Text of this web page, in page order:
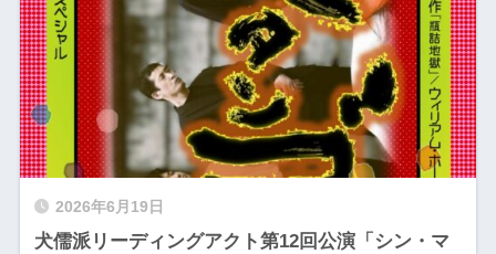
2026年6月19日
犬儒派リーディングアクト第12回公演「シン・マ